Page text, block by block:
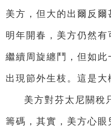
美方，但大的出爾反
明年開春，美方仍然
繼續周旋纏鬥，但如此
出現節外生枝。這是大
美方對芬太尼關稅
籌碼，其實，美方心眼